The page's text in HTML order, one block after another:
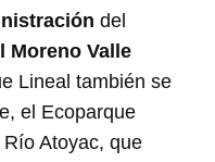
del
Moreno Valle
Lineal también se
el Ecoparque
Atoyac, que